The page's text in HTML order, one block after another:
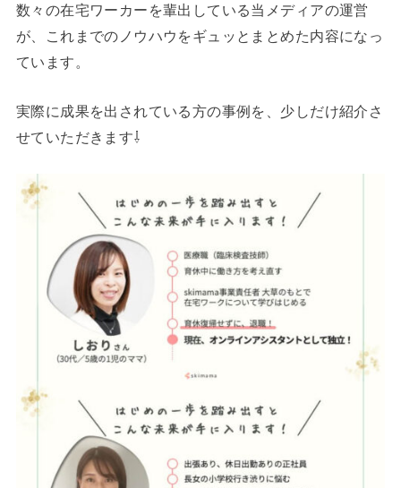
数々の在宅ワーカーを輩出している当メディアの運営
が、これまでのノウハウをギュッとまとめた内容になっ
ています。
実際に成果を出されている方の事例を、少しだけ紹介さ
せていただきます⇩